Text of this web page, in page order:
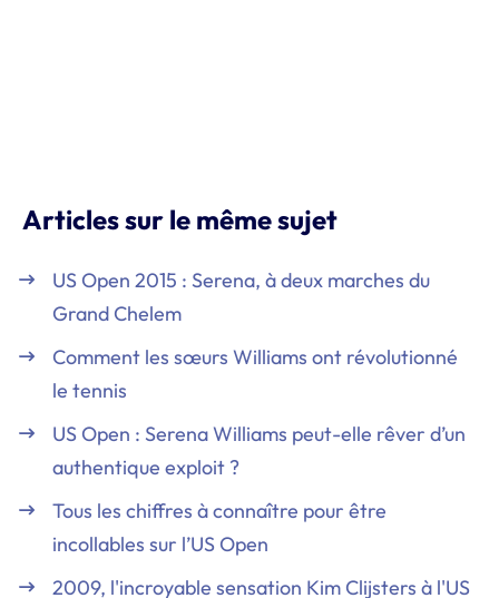
Articles sur le même sujet
US Open 2015 : Serena, à deux marches du
Grand Chelem
Comment les sœurs Williams ont révolutionné
le tennis
US Open : Serena Williams peut-elle rêver d’un
authentique exploit ?
Tous les chiffres à connaître pour être
incollables sur l’US Open
2009, l'incroyable sensation Kim Clijsters à l'US